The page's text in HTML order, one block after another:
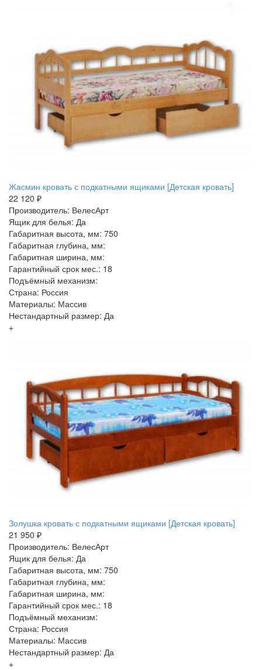
Жасмин кровать с подкатными ящиками [Детская кровать]
22 120 ₽
Производитель: ВелесАрт
Ящик для белья: Да
Габаритная высота, мм: 750
Габаритная глубина, мм:
Габаритная ширина, мм:
Гарантийный срок мес.: 18
Подъёмный механизм:
Страна: Россия
Материалы: Массив
Нестандартный размер: Да
+
Золушка кровать с подкатными ящиками [Детская кровать]
21 950 ₽
Производитель: ВелесАрт
Ящик для белья: Да
Габаритная высота, мм: 750
Габаритная глубина, мм:
Габаритная ширина, мм:
Гарантийный срок мес.: 18
Подъёмный механизм:
Страна: Россия
Материалы: Массив
Нестандартный размер: Да
+